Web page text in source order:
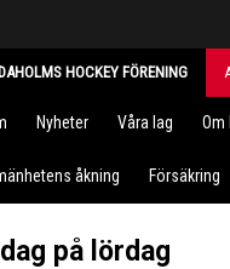
HOCKEY FÖRENING
Nyheter Våra lag Om
åkning Försäkring
på lördag